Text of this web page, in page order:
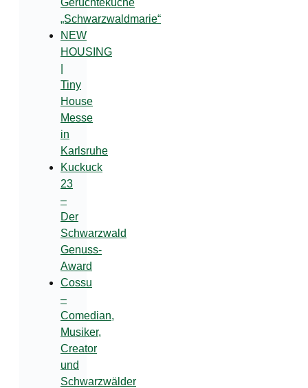
Gerüchteküche
„Schwarzwaldmarie“
NEW
HOUSING
Tiny
House
Messe
in
Karlsruhe
Kuckuck
23
–
Der
Schwarzwald
Genuss-
Award
Cossu
–
Comedian,
Musiker,
Creator
und
Schwarzwälder